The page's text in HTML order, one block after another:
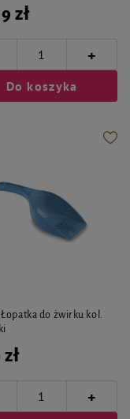
zł
+
Do koszyka
Łopatka do żwirku kol.
+